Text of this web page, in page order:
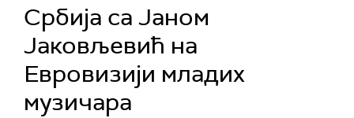
Србија са Јаном
Јаковљевић на
Евровизији младих
музичара